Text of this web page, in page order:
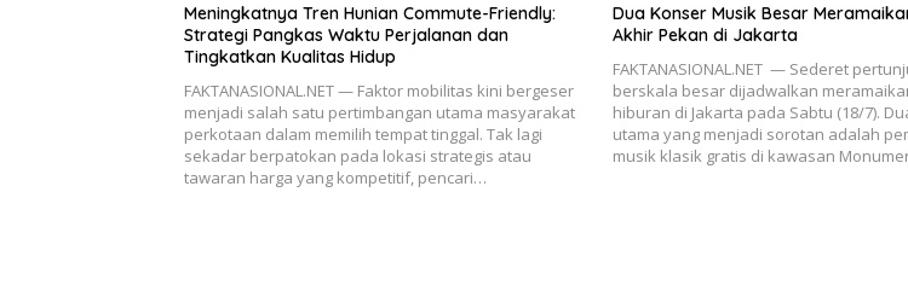
Meningkatnya Tren Hunian Commute-Friendly:
Strategi Pangkas Waktu Perjalanan dan
Tingkatkan Kualitas Hidup
FAKTANASIONAL.NET — Faktor mobilitas kini bergeser
menjadi salah satu pertimbangan utama masyarakat
perkotaan dalam memilih tempat tinggal. Tak lagi
sekadar berpatokan pada lokasi strategis atau
tawaran harga yang kompetitif, pencari…
Dua Konser Musik Besar
Akhir Pekan di Jakarta
FAKTANASIONAL.NET — Sederet
berskala besar dijadwalkan
hiburan di Jakarta pada Sabtu (18/7).
utama yang menjadi sorotan adalah
musik klasik gratis di kawasan